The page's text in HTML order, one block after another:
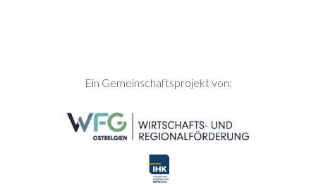
SEITENFUSSEin Gemeinschaftsprojekt von: